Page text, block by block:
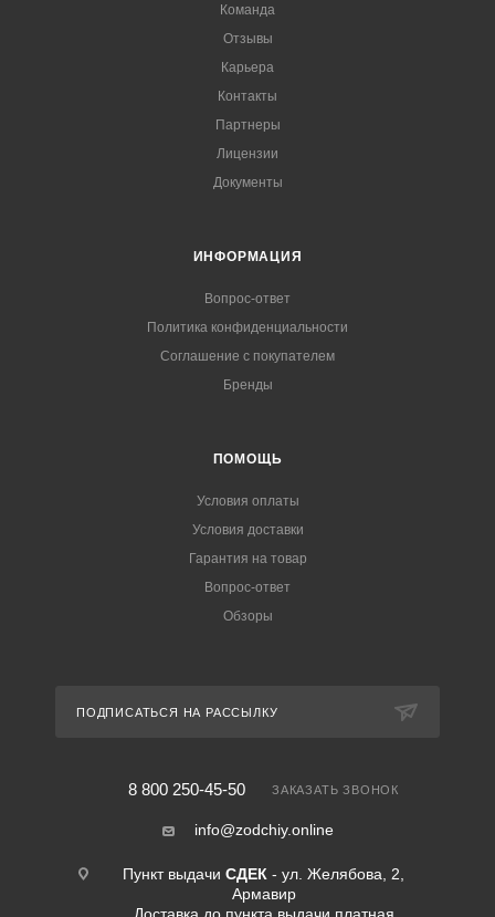
Команда
Отзывы
Карьера
Контакты
Партнеры
Лицензии
Документы
ИНФОРМАЦИЯ
Вопрос-ответ
Политика конфиденциальности
Соглашение с покупателем
Бренды
ПОМОЩЬ
Условия оплаты
Условия доставки
Гарантия на товар
Вопрос-ответ
Обзоры
ПОДПИСАТЬСЯ НА РАССЫЛКУ
8 800 250-45-50 ЗАКАЗАТЬ ЗВОНОК
info@zodchiy.online
Пункт выдачи СДЕК - ул. Желябова, 2,
Армавир